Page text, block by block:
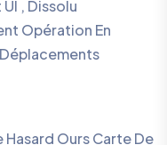
, Dissolu
Opération En
Hasard Ours Carte De